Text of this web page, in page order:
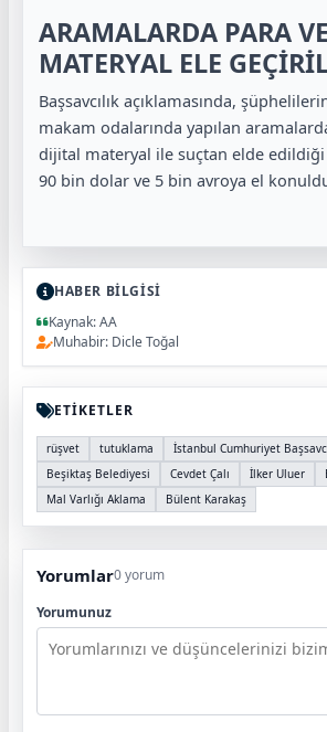
ARAMALARDA PARA
MATERYAL ELE
Başsavcılık açıklamasında,
makam odalarında yapılan
dijital materyal ile suçtan elde
90 bin dolar ve 5 bin avroya el
HABER BİLGİSİ
Kaynak: AA
Muhabir: Dicle Toğal
ETİKETLER
rüşvet tutuklama
İstanbul Cumhuriyet
Beşiktaş Belediyesi
Cevdet Çalı İlker Uluer
Mal Varlığı Aklama
Bülent Karakaş
Yorumlar0 yorum
Yorumunuz